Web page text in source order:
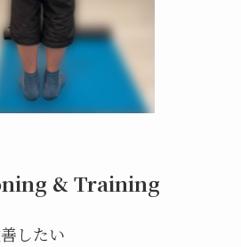
& Training
したい